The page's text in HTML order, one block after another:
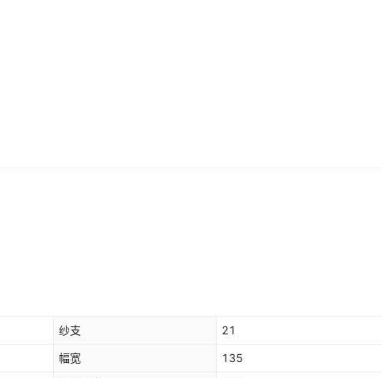
色卡样品
纱支 21
幅宽 135